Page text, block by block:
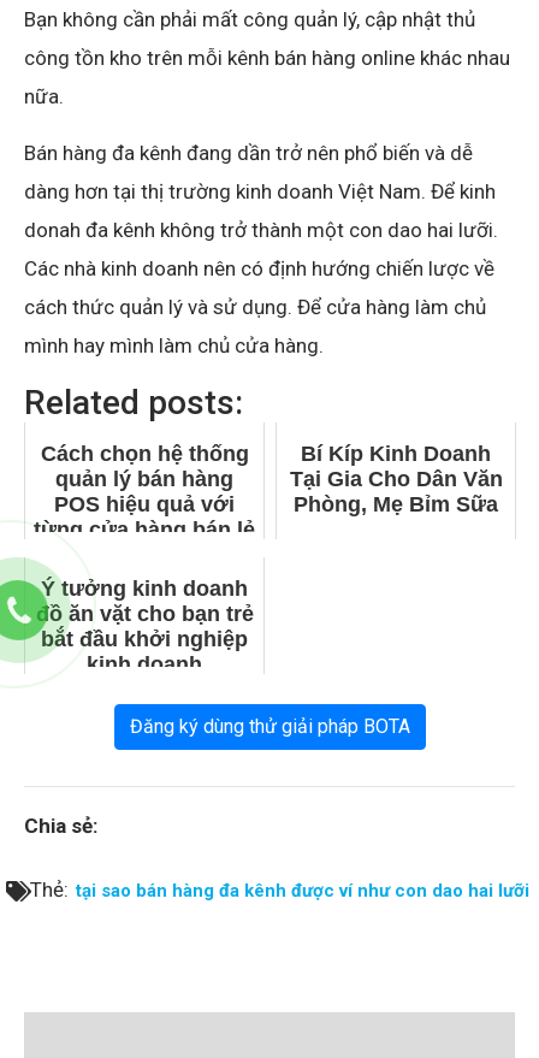
Bạn không cần phải mất công quản lý, cập nhật thủ
công tồn kho trên mỗi kênh bán hàng online khác nhau
nữa.
Bán hàng đa kênh đang dần trở nên phổ biến và dễ
dàng hơn tại thị trường kinh doanh Việt Nam. Để kinh
donah đa kênh không trở thành một con dao hai lưỡi.
Các nhà kinh doanh nên có định hướng chiến lược về
cách thức quản lý và sử dụng. Để cửa hàng làm chủ
mình hay mình làm chủ cửa hàng.
Related posts:
Cách chọn hệ thống
quản lý bán hàng
POS hiệu quả với
từng cửa hàng bán lẻ
Bí Kíp Kinh Doanh
Tại Gia Cho Dân Văn
Phòng, Mẹ Bỉm Sữa
Ý tưởng kinh doanh
đồ ăn vặt cho bạn trẻ
bắt đầu khởi nghiệp
kinh doanh
Đăng ký dùng thử giải pháp BOTA
Chia sẻ:
Thẻ: tại sao bán hàng đa kênh được ví như con dao hai lưỡi